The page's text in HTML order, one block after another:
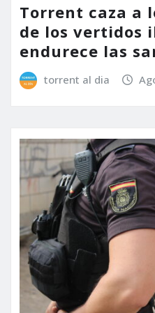
Torrent caza a
de los vertidos
endurece las
torrent al dia